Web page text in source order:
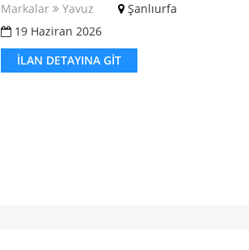
Markalar Yavuz
Şanlıurfa
19 Haziran 2026
İLAN DETAYINA GIT